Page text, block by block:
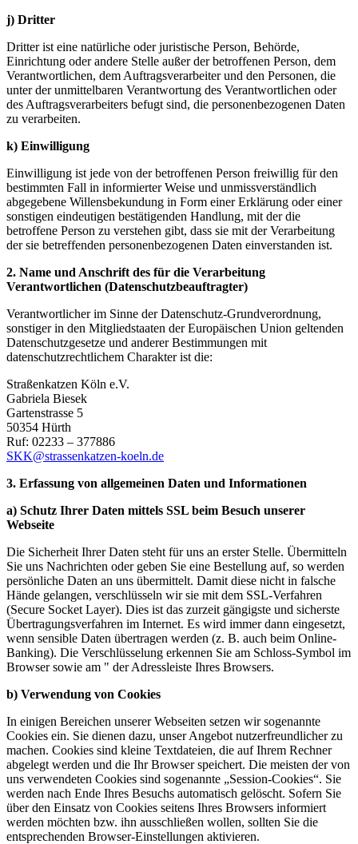
j) Dritter
Dritter ist eine natürliche oder juristische Person, Behörde,
Einrichtung oder andere Stelle außer der betroffenen Person, dem
Verantwortlichen, dem Auftragsverarbeiter und den Personen, die
unter der unmittelbaren Verantwortung des Verantwortlichen oder
des Auftragsverarbeiters befugt sind, die personenbezogenen Daten
zu verarbeiten.
k) Einwilligung
Einwilligung ist jede von der betroffenen Person freiwillig für den
bestimmten Fall in informierter Weise und unmissverständlich
abgegebene Willensbekundung in Form einer Erklärung oder einer
sonstigen eindeutigen bestätigenden Handlung, mit der die
betroffene Person zu verstehen gibt, dass sie mit der Verarbeitung
der sie betreffenden personenbezogenen Daten einverstanden ist.
2. Name und Anschrift des für die Verarbeitung
Verantwortlichen (Datenschutzbeauftragter)
Verantwortlicher im Sinne der Datenschutz-Grundverordnung,
sonstiger in den Mitgliedstaaten der Europäischen Union geltenden
Datenschutzgesetze und anderer Bestimmungen mit
datenschutzrechtlichem Charakter ist die:
Straßenkatzen Köln e.V.
Gabriela Biesek
Gartenstrasse 5
50354 Hürth
Ruf: 02233 – 377886
SKK@strassenkatzen-koeln.de
3. Erfassung von allgemeinen Daten und Informationen
a) Schutz Ihrer Daten mittels SSL beim Besuch unserer
Webseite
Die Sicherheit Ihrer Daten steht für uns an erster Stelle. Übermitteln
Sie uns Nachrichten oder geben Sie eine Bestellung auf, so werden
persönliche Daten an uns übermittelt. Damit diese nicht in falsche
Hände gelangen, verschlüsseln wir sie mit dem SSL-Verfahren
(Secure Socket Layer). Dies ist das zurzeit gängigste und sicherste
Übertragungsverfahren im Internet. Es wird immer dann eingesetzt,
wenn sensible Daten übertragen werden (z. B. auch beim Online-
Banking). Die Verschlüsselung erkennen Sie am Schloss-Symbol im
Browser sowie am " der Adressleiste Ihres Browsers.
b) Verwendung von Cookies
In einigen Bereichen unserer Webseiten setzen wir sogenannte
Cookies ein. Sie dienen dazu, unser Angebot nutzerfreundlicher zu
machen. Cookies sind kleine Textdateien, die auf Ihrem Rechner
abgelegt werden und die Ihr Browser speichert. Die meisten der von
uns verwendeten Cookies sind sogenannte „Session-Cookies“. Sie
werden nach Ende Ihres Besuchs automatisch gelöscht. Sofern Sie
über den Einsatz von Cookies seitens Ihres Browsers informiert
werden möchten bzw. ihn ausschließen wollen, sollten Sie die
entsprechenden Browser-Einstellungen aktivieren.